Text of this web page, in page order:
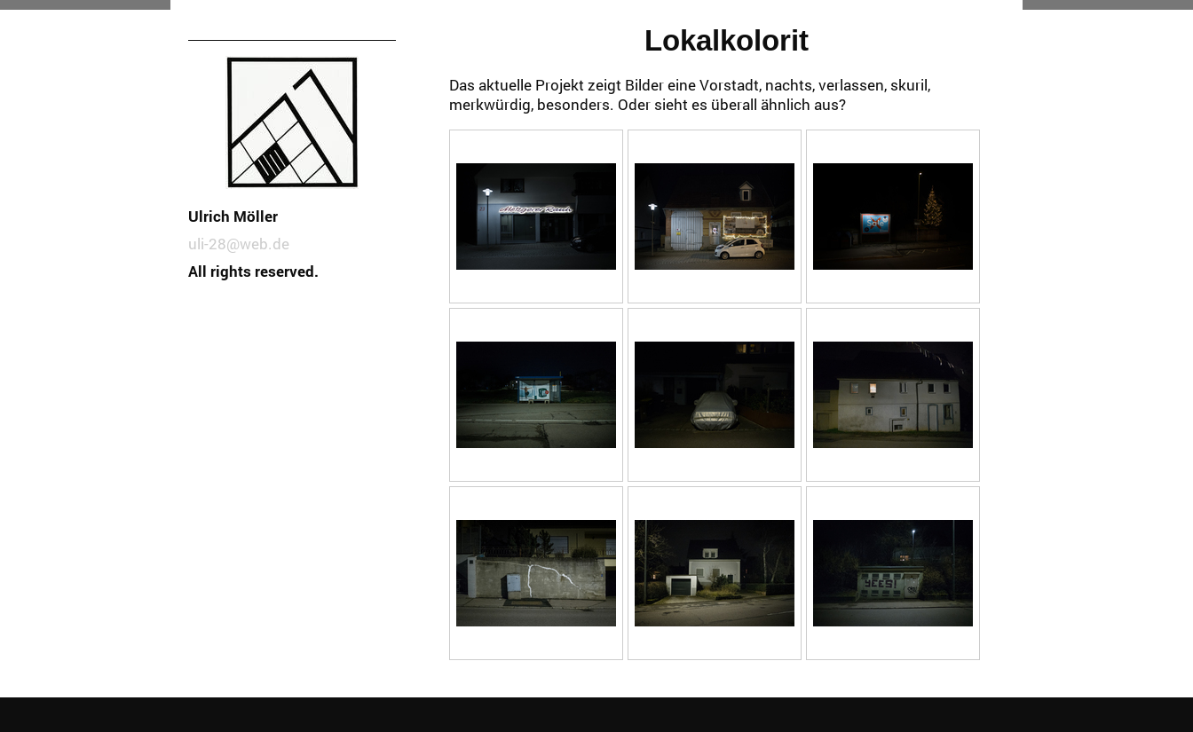
Lokalkolorit
Das aktuelle Projekt zeigt Bilder eine Vorstadt, nachts, verlassen, skuril,
merkwürdig, besonders. Oder sieht es überall ähnlich aus?
Ulrich Möller
uli-28@web.de
All rights reserved.